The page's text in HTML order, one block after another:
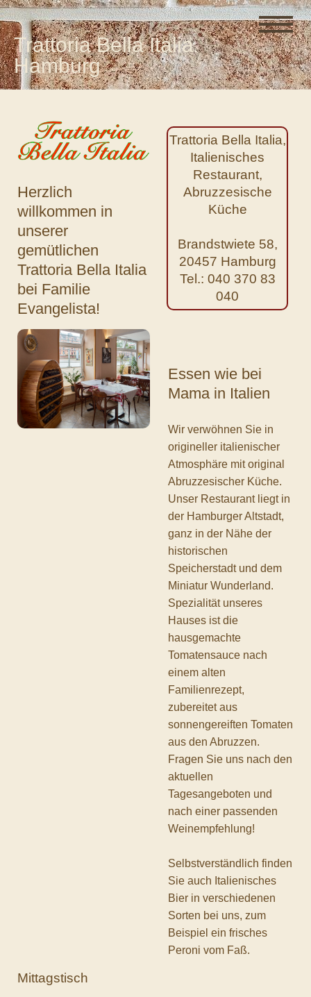
Trattoria Bella Italia
Hamburg
Herzlich
willkommen in
unserer
gemütlichen
Trattoria Bella Italia
bei Familie
Evangelista!
Trattoria Bella Italia,
Italienisches
Restaurant,
Abruzzesische
Küche
Brandstwiete 58,
20457 Hamburg
Tel.: 040 370 83
040
Essen wie bei
Mama in Italien
Wir verwöhnen Sie in
origineller italienischer
Atmosphäre mit original
Abruzzesischer Küche.
Unser Restaurant liegt in
der Hamburger Altstadt,
ganz in der Nähe der
historischen
Speicherstadt und dem
Miniatur Wunderland.
Spezialität unseres
Hauses ist die
hausgemachte
Tomatensauce nach
einem alten
Familienrezept,
zubereitet aus
sonnengereiften Tomaten
aus den Abruzzen.
Fragen Sie uns nach den
aktuellen
Tagesangeboten und
nach einer passenden
Weinempfehlung!
Selbstverständlich finden
Sie auch Italienisches
Bier in verschiedenen
Sorten bei uns, zum
Beispiel ein frisches
Peroni vom Faß.
Mittagstisch